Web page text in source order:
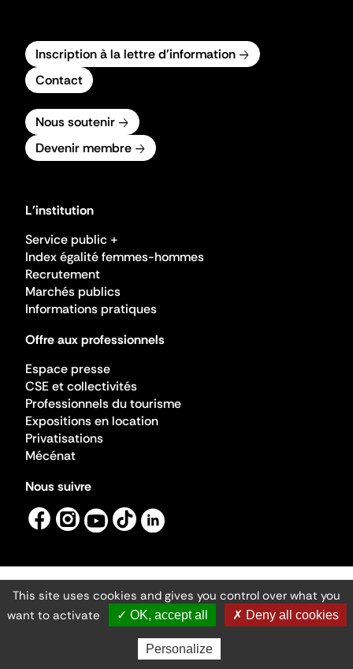
Inscription à la lettre d'information
Contact
Nous soutenir
Devenir membre
L'institution
Service public +
Index égalité femmes-hommes
Recrutement
Marchés publics
Informations pratiques
Offre aux professionnels
Espace presse
CSE et collectivités
Professionnels du tourisme
Expositions en location
Privatisations
Mécénat
Nous suivre
Mentions légales
Gestion des cookies
Accessibilité numérique
Ministère de la Culture ©2026
- Cité de l'architecture et du patrimoine
This site uses cookies and gives you control over what you
want to activate
✓ OK, accept all ✗ Deny all cookies
Personalize